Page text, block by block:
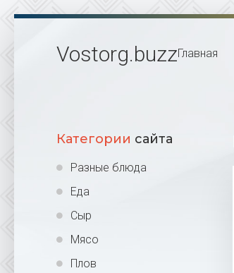
Vostorg.buzzГлавная
Категории сайта
Разные блюда
Еда
Сыр
Мясо
Плов